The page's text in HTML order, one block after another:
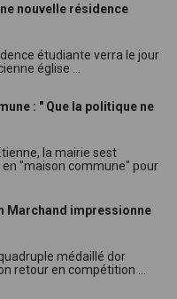
nouvelle résidence
étudiante verra le jour
église ...
: " Que la politique ne
la mairie sest
"maison commune" pour
Marchand impressionne
médaillé dor
retour en compétition ...